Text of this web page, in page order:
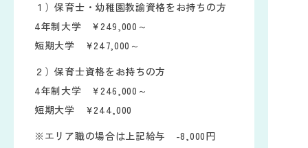
１）保育士・幼稚園教諭資格をお持ちの方
4年制大学 ¥249,000～
短期大学 ¥247,000～
２）保育士資格をお持ちの方
4年制大学 ¥246,000～
短期大学 ¥244,000
※エリア職の場合は上記給与 -8,000円